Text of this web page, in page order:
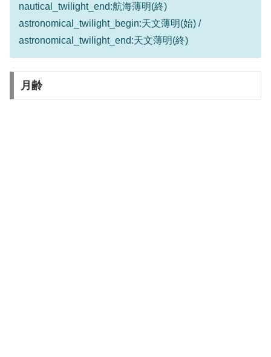
nautical_twilight_end:航海薄明(終)
astronomical_twilight_begin:天文薄明(始) /
astronomical_twilight_end:天文薄明(終)
月齢